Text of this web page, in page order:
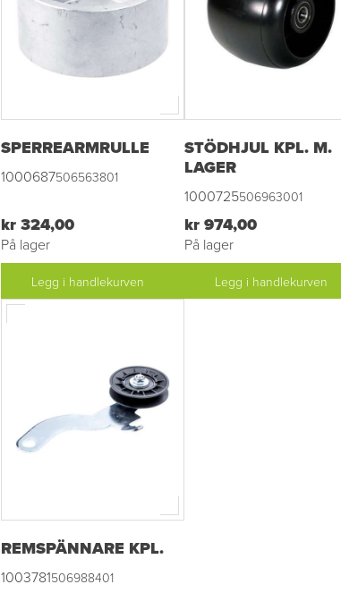
SPERREARMRULLE
1000687506563801
kr 324,00
På lager
Legg i handlekurven
STÖDHJUL KPL. M.
LAGER
1000725506963001
kr 974,00
På lager
Legg i handlekurven
REMSPÄNNARE KPL.
1003781506988401